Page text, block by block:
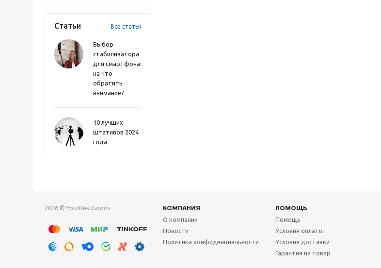
Статьи Все статьи
Выбор
стабилизатора
для смартфона:
на что
обратить
внимание?
10 лучших
штативов 2024
года
2026 © YourBestGoods КОМПАНИЯ ПОМОЩЬ
О компании
Новости
Политика конфиденциальности
Помощь
Условия оплаты
Условия доставки
Гарантия на товар